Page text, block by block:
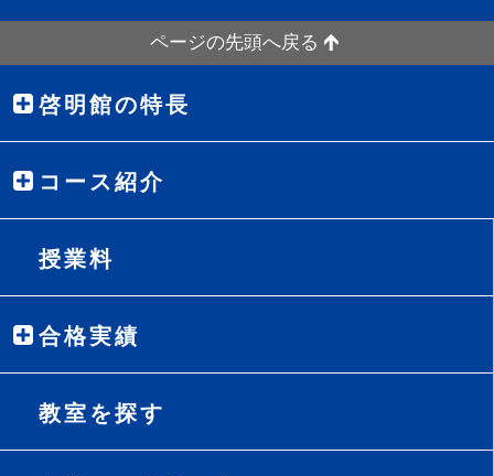
ページの先頭へ戻る
啓明館の特長
コース紹介
授業料
合格実績
教室を探す